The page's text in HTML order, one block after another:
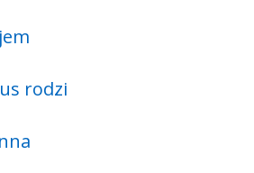
rodzi